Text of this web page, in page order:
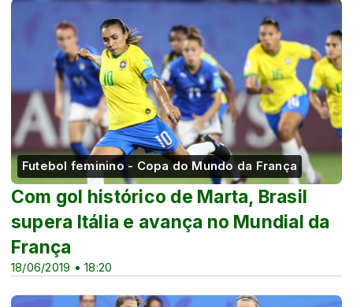
Futebol feminino - Copa do Mundo da França
18/06/2019 • 18:20
Com gol histórico de Marta, Brasil
supera Itália e avança no Mundial da
França